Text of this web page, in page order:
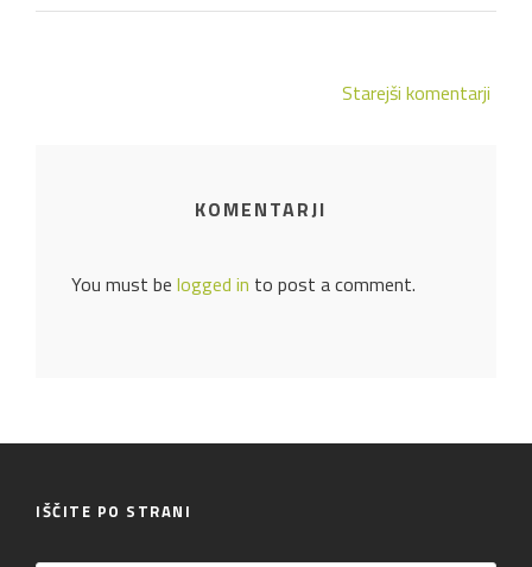
Starejši komentarji
KOMENTARJI
You must be logged in to post a comment.
IŠČITE PO STRANI